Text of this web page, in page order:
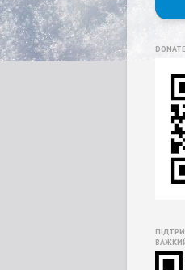
DONATE